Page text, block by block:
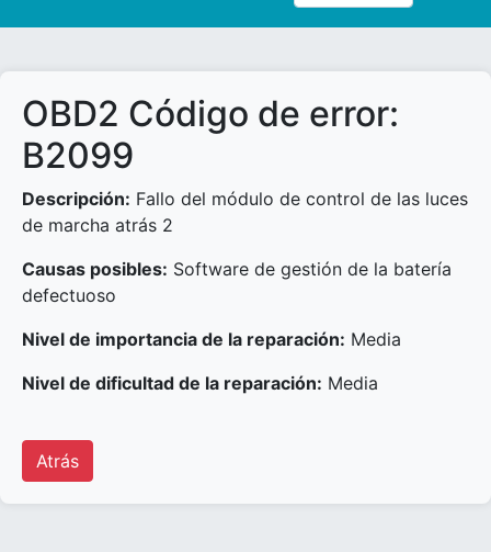
OBD2 Código de error:
B2099
Descripción: Fallo del módulo de control de las luces
de marcha atrás 2
Causas posibles: Software de gestión de la batería
defectuoso
Nivel de importancia de la reparación: Media
Nivel de dificultad de la reparación: Media
Atrás